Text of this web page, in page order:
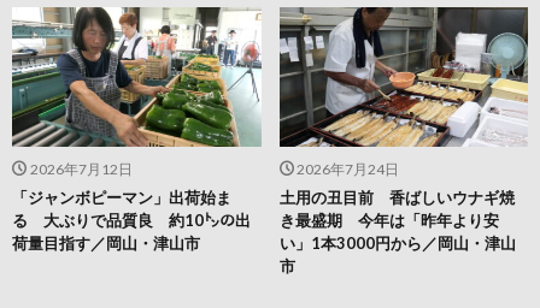
2026年7月24日
土用の丑目前 香ばしいウナギ焼
き最盛期 今年は「昨年より安
い」1本3000円から／岡山・津山
市
2026年7月12日
「ジャンボピーマン」出荷始ま
る 大ぶりで品質良 約10㌧の出
荷量目指す／岡山・津山市